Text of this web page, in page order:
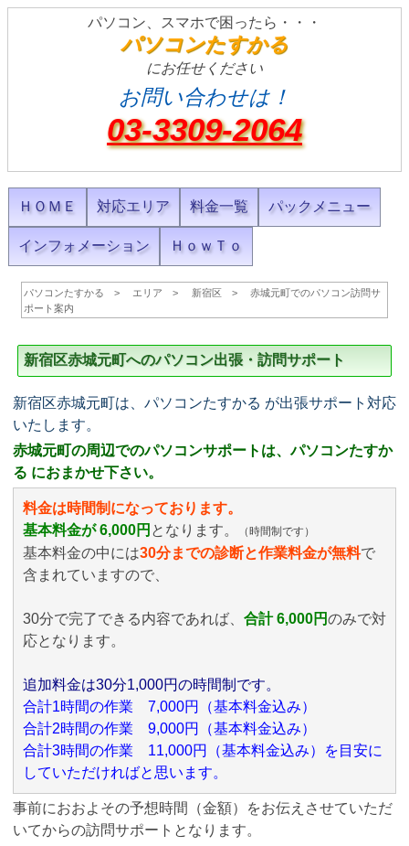
パソコン、スマホで困ったら・・・
パソコンたすかる
にお任せください
お問い合わせは！
03-3309-2064
ＨＯＭＥ 対応エリア 料金一覧 パックメニュー
インフォメーション ＨｏｗＴｏ
パソコンたすかる エリア 新宿区
赤城元町でのパソコン訪問サ
ポート案内
新宿区赤城元町へのパソコン出張・訪問サポート
新宿区赤城元町は、パソコンたすかる が出張サポート対応
いたします。
赤城元町の周辺でのパソコンサポートは、パソコンたすか
る におまかせ下さい。
料金は時間制になっております。
基本料金が 6,000円 となります。 （時間制です）
基本料金の中には30分までの診断と作業料金が無料で
含まれていますので、
30分で完了できる内容であれば、 合計 6,000円のみで対
応となります。
追加料金は30分1,000円の時間制です。
合計1時間の作業 7,000円（基本料金込み）
合計2時間の作業 9,000円（基本料金込み）
合計3時間の作業 11,000円（基本料金込み）を目安に
していただければと思います。
事前におおよその予想時間（金額）をお伝えさせていただ
いてからの訪問サポートとなります。